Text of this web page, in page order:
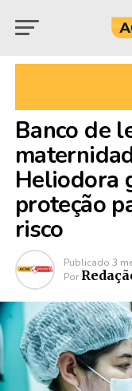
Banco de
Heliodora
proteção
risco
Publicado 3
Por